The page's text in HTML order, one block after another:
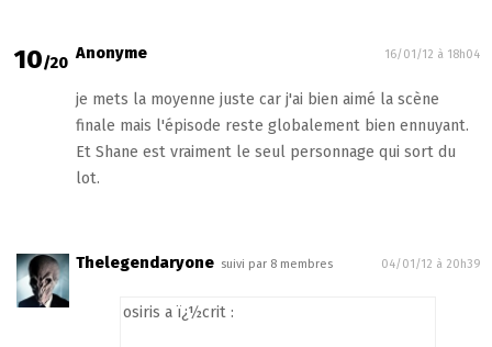
10/20
Anonyme 16/01/12 à 18h04
je mets la moyenne juste car j'ai bien aimé la scène
finale mais l'épisode reste globalement bien ennuyant.
Et Shane est vraiment le seul personnage qui sort du
lot.
Thelegendaryone suivi par 8 membres 04/01/12 à 20h39
osiris a ï¿½crit :